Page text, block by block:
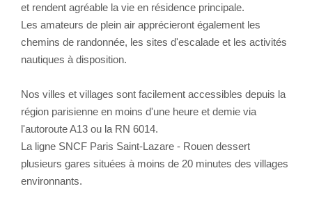
et rendent agréable la vie en résidence principale.
Les amateurs de plein air apprécieront également les
chemins de randonnée, les sites d'escalade et les activités
nautiques à disposition.
Nos villes et villages sont facilement accessibles depuis la
région parisienne en moins d'une heure et demie via
l'autoroute A13 ou la RN 6014.
La ligne SNCF Paris Saint-Lazare - Rouen dessert
plusieurs gares situées à moins de 20 minutes des villages
environnants.